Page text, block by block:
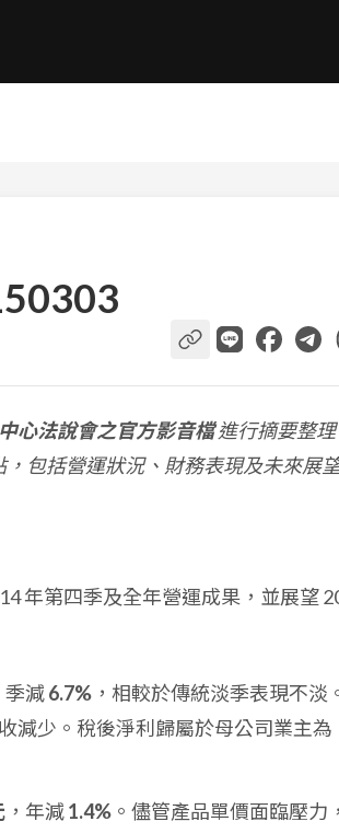
心法說會之官方影音檔進行摘要整理
包括營運狀況、財務表現及未來展
年第四季及全年營運成果，並展望
季減6.7% ，相較於傳統淡季表現不淡
減少。稅後淨利歸屬於母公司業主為
，年減1.4% 。儘管產品單價面臨壓力